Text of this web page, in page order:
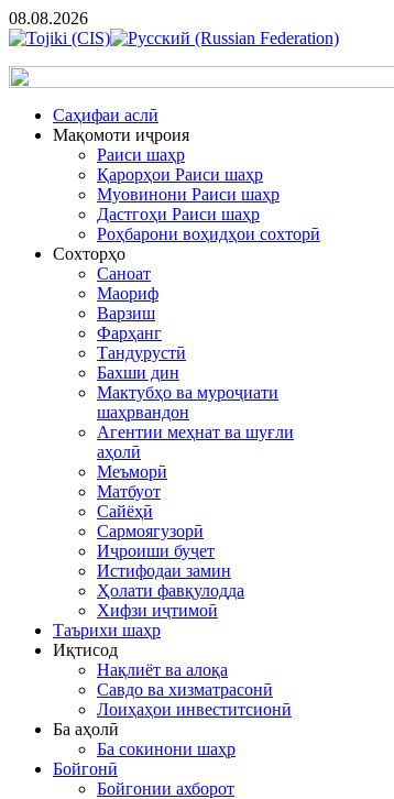
08.08.2026
Cаҳифаи аслӣ
Мақомоти иҷроия
Раиси шаҳр
Қарорҳои Раиси шаҳр
Муовинони Раиси шаҳр
Дастгоҳи Раиси шаҳр
Роҳбарони воҳидҳои сохторӣ
Сохторҳо
Саноат
Маориф
Варзиш
Фарҳанг
Тандурустӣ
Бахши дин
Мактубҳо ва муроҷиати
шаҳрвандон
Агентии меҳнат ва шуғли
аҳолӣ
Меъморӣ
Матбуот
Сайёҳӣ
Сармоягузорӣ
Иҷроиши буҷет
Истифодаи замин
Ҳолати фавқулодда
Хифзи иҷтимоӣ
Таърихи шаҳр
Иқтисод
Нақлиёт ва алоқа
Савдо ва хизматрасонӣ
Лоиҳаҳои инвеститсионӣ
Ба аҳолӣ
Ба сокинони шаҳр
Бойгонӣ
Бойгонии ахборот